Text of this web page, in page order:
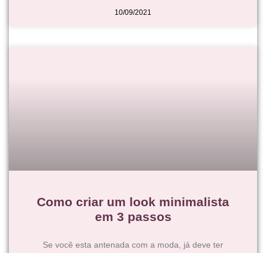
10/09/2021
Como criar um look minimalista
em 3 passos
Se você esta antenada com a moda, já deve ter